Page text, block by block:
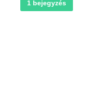
1 bejegyzés